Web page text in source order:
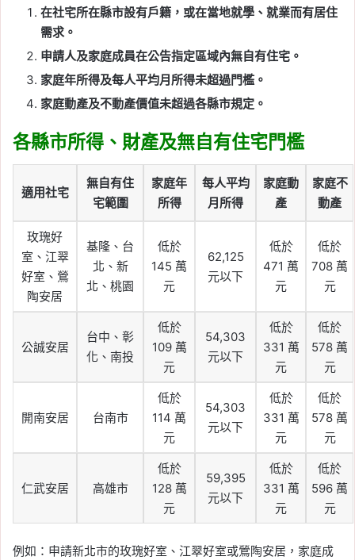
在社宅所在縣市設有戶籍，或在當地就學、就業而有居住
需求。
申請人及家庭成員在公告指定區域內無自有住宅。
家庭年所得及每人平均月所得未超過門檻。
家庭動產及不動產價值未超過各縣市規定。
各縣市所得、財產及無自有住宅門檻
適用社宅
無自有住
宅範圍
家庭年
所得
每人平均
月所得
家庭動
產
家庭不
動產
玫瑰好
室、江翠
好室、鶯
陶安居
基隆、台
北、新
北、桃園
低於
145 萬
元
62,125
元以下
低於
471 萬
元
低於
708 萬
元
公誠安居
台中、彰
化、南投
低於
109 萬
元
54,303
元以下
低於
331 萬
元
低於
578 萬
元
開南安居 台南市
低於
114 萬
元
54,303
元以下
低於
331 萬
元
低於
578 萬
元
仁武安居 高雄市
低於
128 萬
元
59,395
元以下
低於
331 萬
元
低於
596 萬
元
例如：申請新北市的玫瑰好室、江翠好室或鶯陶安居，家庭成